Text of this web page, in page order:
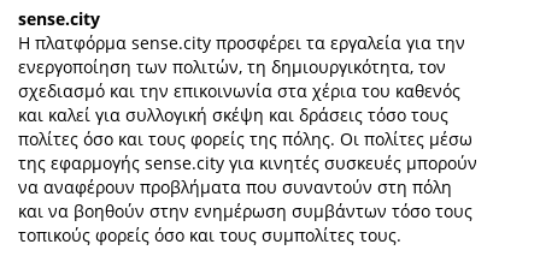
sense.city
Η πλατφόρμα sense.city προσφέρει τα εργαλεία για την
ενεργοποίηση των πολιτών, τη δημιουργικότητα, τον
σχεδιασμό και την επικοινωνία στα χέρια του καθενός
και καλεί για συλλογική σκέψη και δράσεις τόσο τους
πολίτες όσο και τους φορείς της πόλης. Οι πολίτες μέσω
της εφαρμογής sense.city για κινητές συσκευές μπορούν
να αναφέρουν προβλήματα που συναντούν στη πόλη
και να βοηθούν στην ενημέρωση συμβάντων τόσο τους
τοπικούς φορείς όσο και τους συμπολίτες τους.